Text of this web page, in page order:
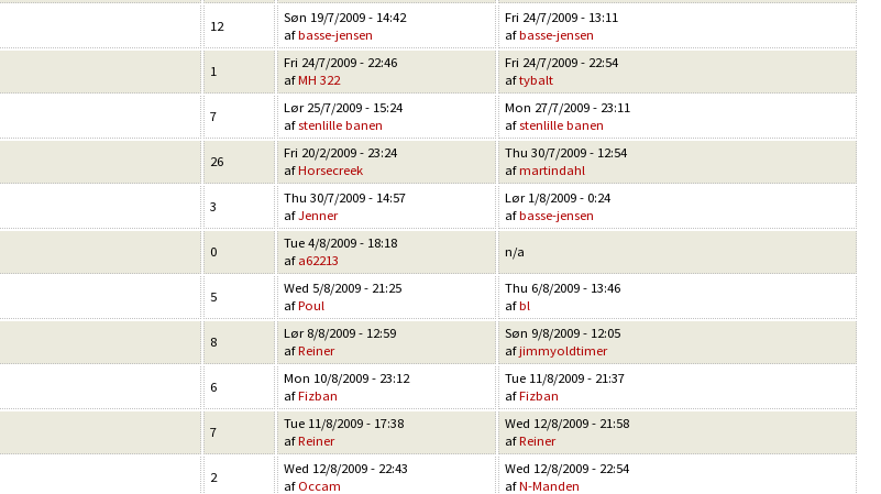
12
Søn 19/7/2009 - 14:42
afbasse-jensen
Fri 24/7/2009 - 13:11
afbasse-jensen
1
Fri 24/7/2009 - 22:46
afMH 322
Fri 24/7/2009 - 22:54
aftybalt
7
Lør 25/7/2009 - 15:24
afstenlille banen
Mon 27/7/2009 - 23:11
afstenlille banen
26
Fri 20/2/2009 - 23:24
afHorsecreek
Thu 30/7/2009 - 12:54
afmartindahl
3
Thu 30/7/2009 - 14:57
afJenner
Lør 1/8/2009 - 0:24
afbasse-jensen
0
Tue 4/8/2009 - 18:18
af a62213
n/a
5
Wed 5/8/2009 - 21:25
afPoul
Thu 6/8/2009 - 13:46
afbl
8
Lør 8/8/2009 - 12:59
afReiner
Søn 9/8/2009 - 12:05
afjimmyoldtimer
6
Mon 10/8/2009 - 23:12
afFizban
Tue 11/8/2009 - 21:37
afFizban
7
Tue 11/8/2009 - 17:38
afReiner
Wed 12/8/2009 - 21:58
afReiner
2
Wed 12/8/2009 - 22:43
af Occam
Wed 12/8/2009 - 22:54
afN-Manden